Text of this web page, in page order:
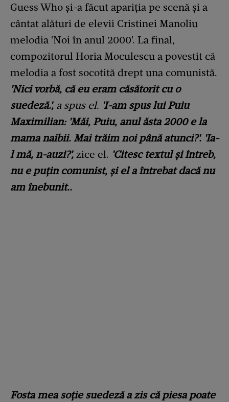
Guess Who și-a făcut apariția pe scenă și a
cântat alături de elevii Cristinei Manoliu
melodia 'Noi în anul 2000'. La final,
compozitorul Horia Moculescu a povestit că
melodia a fost socotită drept una comunistă.
'Nici vorbă, că eu eram căsătorit cu o
suedeză.', a spus el. 'I-am spus lui Puiu
Maximilian: 'Măi, Puiu, anul ăsta 2000 e la
mama naibii. Mai trăim noi până atunci?'. 'Ia-
l mă, n-auzi?', zice el. 'Citesc textul și întreb,
nu e puțin comunist, și el a întrebat dacă nu
am înebunit..
Fosta mea soție suedeză a zis că piesa poate